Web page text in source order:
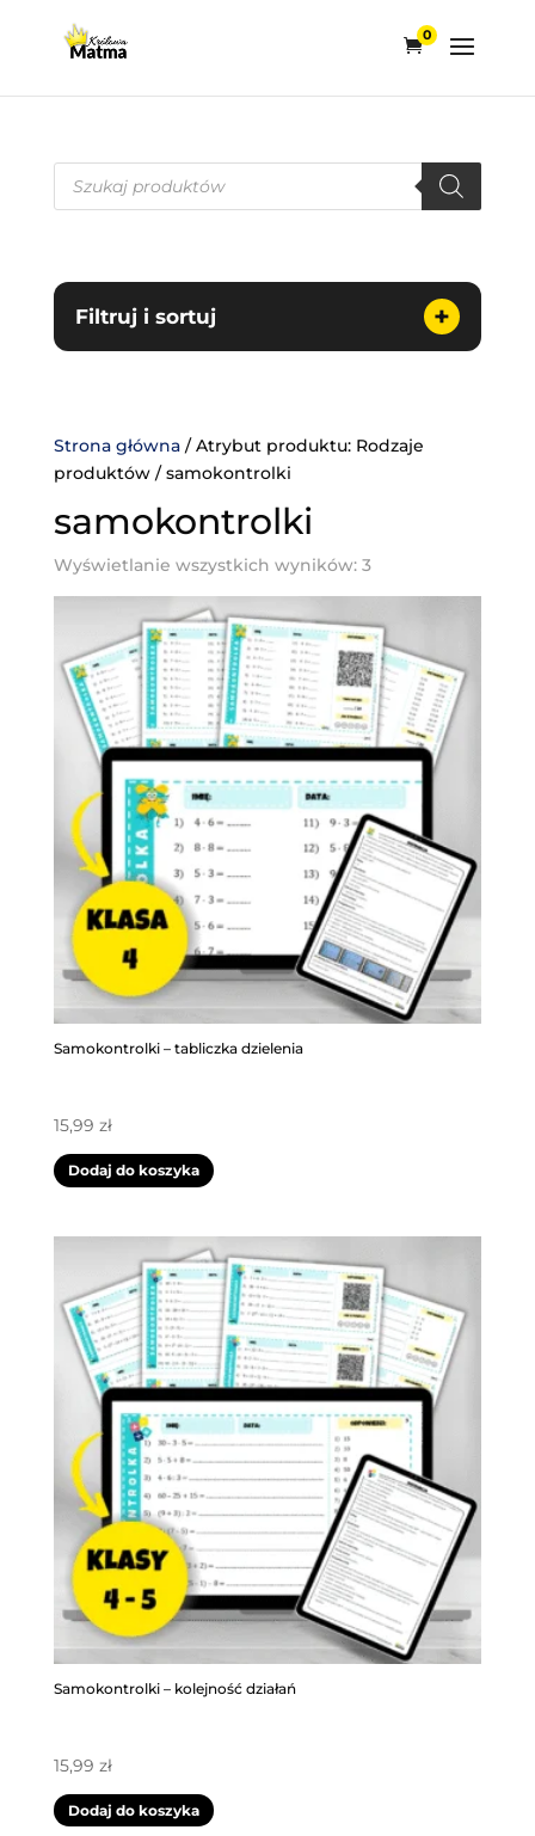
0
Strona główna/ Atrybut produktu: Rodzaje
produktów / samokontrolki
samokontrolki
Wyświetlanie wszystkich wyników: 3Posortowane
według
najnowszych
Samokontrolki – tabliczka dzielenia
15,99 zł
Dodaj do koszyka
Samokontrolki – kolejność działań
15,99 zł
Dodaj do koszyka
Wyszukiwarka
produktów
Filtruj i sortuj +